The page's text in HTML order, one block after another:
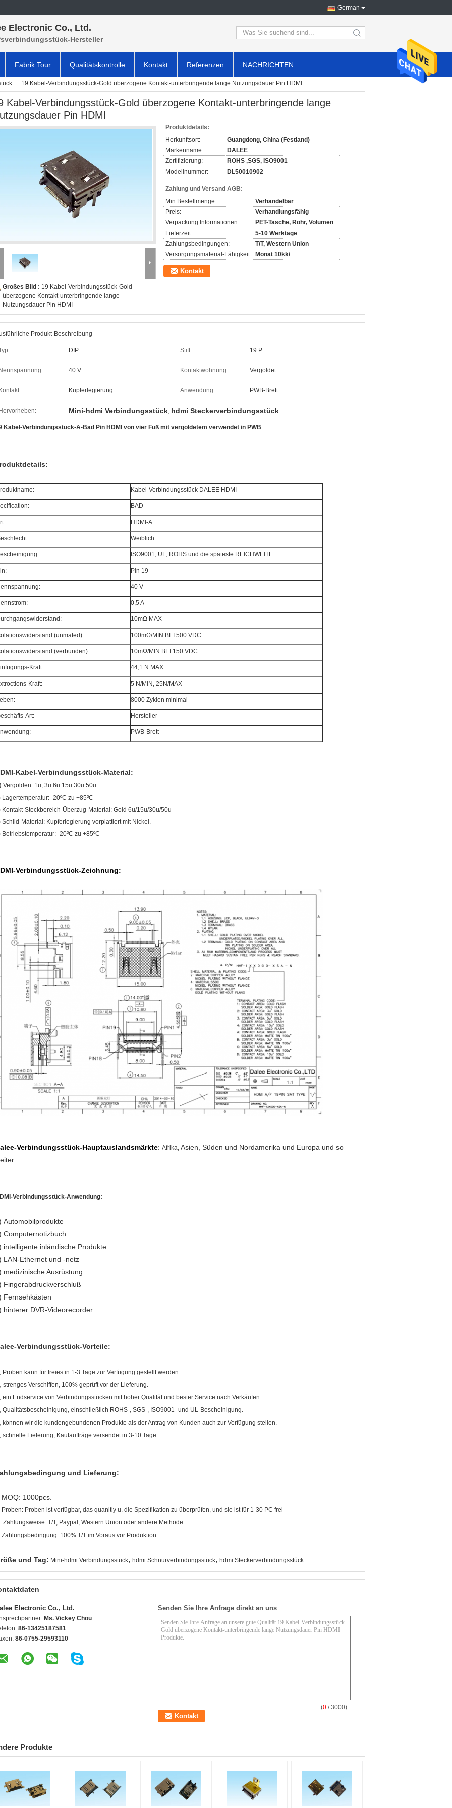
German
Electronic Co., Ltd.
Hersteller search
Fabrik Tour Qualitätskontrolle Kontakt Referenzen NACHRICHTEN
19 Kabel-Verbindungsstück-Gold überzogene Kontakt-unterbringende lange Nutzungsdauer Pin HDMI
Kabel-Verbindungsstück-Gold überzogene Kontakt-unterbringende lange
Pin HDMI
Großes Bild : 19 Kabel-Verbindungsstück-Gold
überzogene Kontakt-unterbringende lange
Nutzungsdauer Pin HDMI
Produktdetails:
Herkunftsort:
Guangdong, China (Festland)
Markenname:
DALEE
Zertifizierung:
ROHS ,SGS, ISO9001
Modellnummer:
DL50010902
Zahlung und Versand AGB:
Min Bestellmenge:
Verhandelbar
Preis:
Verhandlungsfähig
Verpackung Informationen:
PET-Tasche, Rohr, Volumen
Lieferzeit:
5-10 Werktage
Zahlungsbedingungen:
T/T, Western Union
Versorgungsmaterial-Fähigkeit:
Monat 10kk/
Kontakt
Produkt-Beschreibung
DIP Stift: 19 P
Nennspannung: 40 V Kontaktwohnung: Vergoldet
Kontakt: Kupferlegierung Anwendung: PWB-Brett
Hervorheben: Mini-hdmi Verbindungsstück, hdmi Steckerverbindungsstück
Kabel-Verbindungsstück-A-Bad Pin HDMI von vier Fuß mit vergoldetem verwendet in PWB
Kabel-Verbindungsstück DALEE HDMI
BAD
HDMI-A
Weiblich
ISO9001, UL, ROHS und die späteste REICHWEITE
Pin 19
40 V
0,5 A
10mΩ MAX
(unmated): 100mΩ/MIN BEI 500 VDC
(verbunden): 10mΩ/MIN BEI 150 VDC
Kraft: 44,1 N MAX
Kraft: 5 N/MIN, 25N/MAX
8000 Zyklen minimal
Art: Hersteller
PWB-Brett
Kabel-Verbindungsstück-Material:
Vergolden: 1u, 3u 6u 15u 30u 50u.
Lagertemperatur: -20ºC zu +85ºC
Kontakt-Steckbereich-Überzug-Material: Gold 6u/15u/30u/50u
Schild-Material: Kupferlegierung vorplattiert mit Nickel.
Betriebstemperatur: -20ºC zu +85ºC
Verbindungsstück-Zeichnung:
Verbindungsstück-Hauptauslandsmärkte: Afrika, Asien, Süden und Nordamerika und Europa und so
Verbindungsstück-Anwendung:
Automobilprodukte
Computernotizbuch
intelligente inländische Produkte
LAN-Ethernet und -netz
medizinische Ausrüstung
Fingerabdruckverschluß
Fernsehkästen
hinterer DVR-Videorecorder
Verbindungsstück-Vorteile:
Proben kann für freies in 1-3 Tage zur Verfügung gestellt werden
strenges Verschiffen, 100% geprüft vor der Lieferung.
ein Endservice von Verbindungsstücken mit hoher Qualität und bester Service nach Verkäufen
Qualitätsbescheinigung, einschließlich ROHS-, SGS-, ISO9001- und UL-Bescheinigung.
können wir die kundengebundenen Produkte als der Antrag von Kunden auch zur Verfügung stellen.
schnelle Lieferung, Kaufaufträge versendet in 3-10 Tage.
und Lieferung:
MOQ: 1000pcs.
Proben: Proben ist verfügbar, das quanltiy u. die Spezifikation zu überprüfen, und sie ist für 1-30 PC frei
Zahlungsweise: T/T, Paypal, Western Union oder andere Methode.
Zahlungsbedingung: 100% T/T im Voraus vor Produktion
und Tag: Mini-hdmi Verbindungsstück, hdmi Schnurverbindungsstück, hdmi Steckerverbindungsstück
Electronic Co., Ltd.
Ms. Vickey Chou
86-13425187581
86-0755-29593110
Senden Sie Ihre Anfrage direkt an uns
(0 / 3000)
Produkte